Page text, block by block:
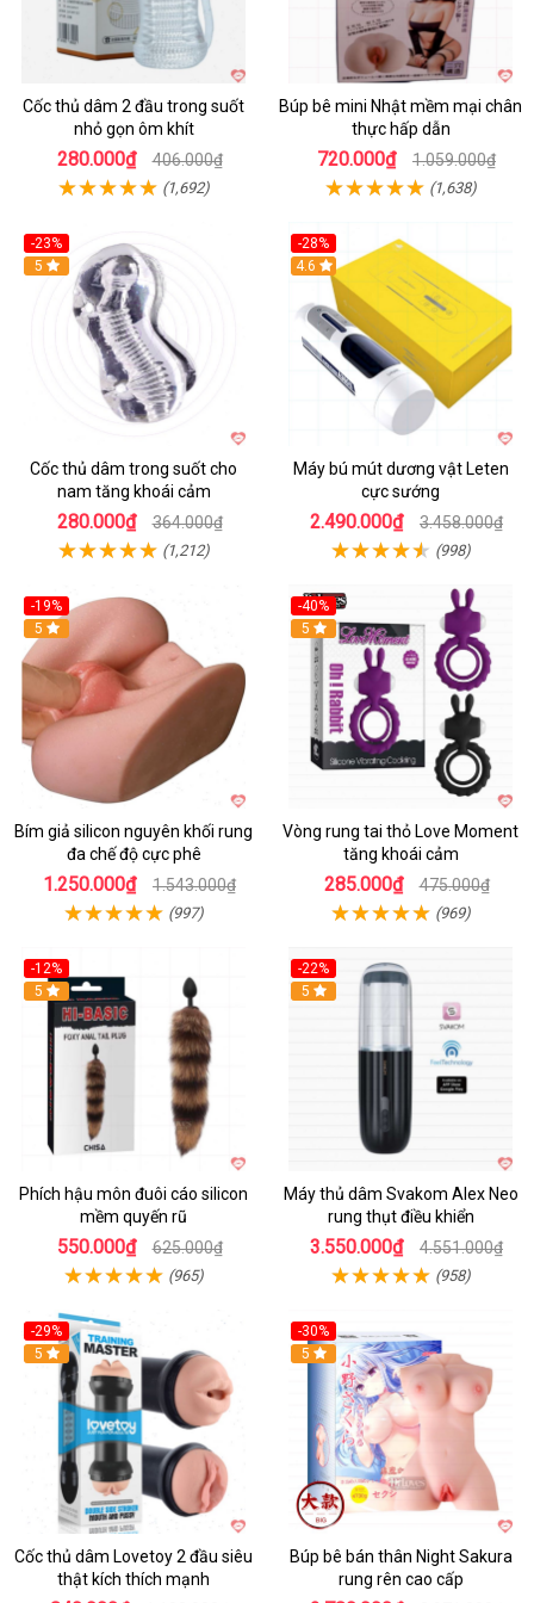
Cốc thủ dâm 2 đầu trong suốt
nhỏ gọn ôm khít
280.000₫ 406.000₫
(1,692)
Búp bê mini Nhật mềm mại chân
thực hấp dẫn
720.000₫ 1.059.000₫
(1,638)
-23%
Hot
5
Cốc thủ dâm trong suốt cho
nam tăng khoái cảm
280.000₫ 364.000₫
(1,212)
-28%
Hot
4.6
Máy bú mút dương vật Leten
cực sướng
2.490.000₫ 3.458.000₫
(998)
-19%
Hot
5
Bím giả silicon nguyên khối rung
đa chế độ cực phê
1.250.000₫ 1.543.000₫
(997)
-40%
5
Vòng rung tai thỏ Love Moment
tăng khoái cảm
285.000₫ 475.000₫
(969)
-12%
Hot
5
Phích hậu môn đuôi cáo silicon
mềm quyến rũ
550.000₫ 625.000₫
(965)
-22%
5
Máy thủ dâm Svakom Alex Neo
rung thụt điều khiển
3.550.000₫ 4.551.000₫
(958)
-29%
Hot
5
Cốc thủ dâm Lovetoy 2 đầu siêu
thật kích thích mạnh
-30%
Hot
5
Búp bê bán thân Night Sakura
rung rên cao cấp